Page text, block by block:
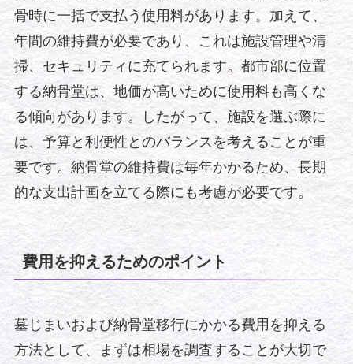
骨時に一括で支払う使用料があります。加えて、
年間の維持費が必要であり、これは施設管理や清
掃、セキュリティに充てられます。都市部に位置
する納骨堂は、地価が高いために使用料も高くな
る傾向があります。したがって、施設を選ぶ際に
は、予算と利便性とのバランスを考えることが重
要です。納骨堂の維持費は毎年かかるため、長期
的な支出計画を立てる際にも考慮が必要です。
費用を抑えるためのポイント
墓じまいおよび納骨堂移行にかかる費用を抑える
方法として、まずは相場を調査することが大切で